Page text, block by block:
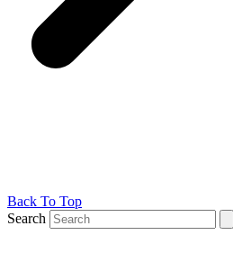
Back To Top
Search